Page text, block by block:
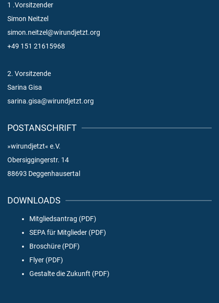
1 .Vorsitzender
Simon Neitzel
simon.neitzel@wirundjetzt.org
+49 151 21615968
2. Vorsitzende
Sarina Gisa
sarina.gisa@wirundjetzt.org
POSTANSCHRIFT
»wirundjetzt« e.V.
Obersiggingerstr. 14
88693 Deggenhausertal
DOWNLOADS
Mitgliedsantrag (PDF)
SEPA für Mitglieder (PDF)
Broschüre (PDF)
Flyer (PDF)
Gestalte die Zukunft (PDF)